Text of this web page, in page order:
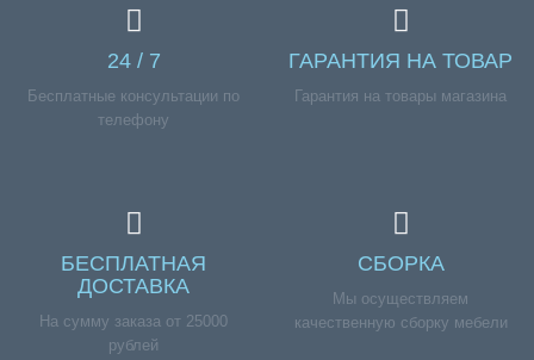
24 / 7
Бесплатные консультации по
телефону
ГАРАНТИЯ НА ТОВАР
Гарантия на товары магазина
БЕСПЛАТНАЯ
ДОСТАВКА
На сумму заказа от 25000
рублей
СБОРКА
Мы осуществляем
качественную сборку мебели